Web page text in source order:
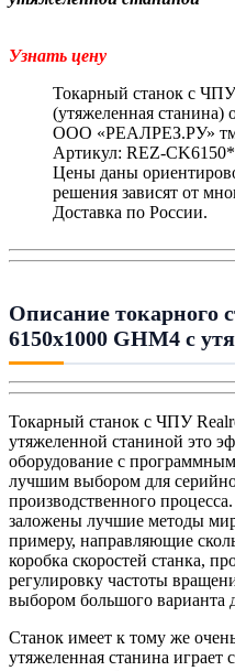
Узнать цену
Токарный станок с
(утяжеленная станина)
ООО «РЕАЛРЕЗ.РУ»
Артикул: REZ-
Цены даны
решения зависят от
Доставка по России.
Описание токарного
6150х1000 GHM4 с
Токарный станок с ЧПУ
утяжеленной станиной это
оборудование с
лучшим выбором для
производственного
заложены лучшие методы
примеру, направляющие
коробка скоростей станка,
регулировку частоты
выбором большого варианта
Станок имеет к тому же
утяжеленная станина играет